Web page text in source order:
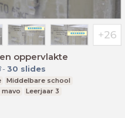
oppervlakte
- 30 slides
Middelbare school
mavo
Leerjaar 3